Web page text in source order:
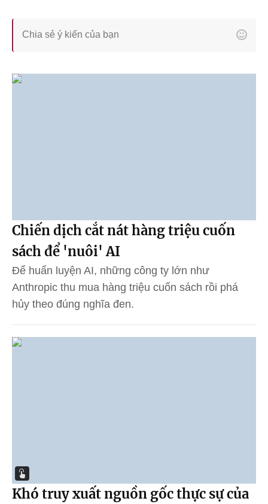
Chiến dịch cắt nát hàng triệu cuốn
sách để 'nuôi' AI
Để huấn luyện AI, những công ty lớn như
Anthropic thu mua hàng triệu cuốn sách rồi phá
hủy theo đúng nghĩa đen.
Khó truy xuất nguồn gốc thực sự của